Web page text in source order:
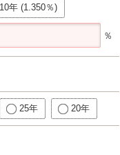
10年 (1.350％)
％
25年 20年